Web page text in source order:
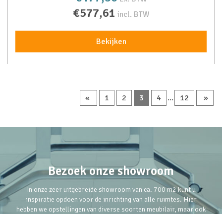
€577,61 incl. BTW
Bekijken
« 1 2 3 4 ... 12 »
Bezoek onze showroom
In onze zeer uitgebreide showroom van ca. 700 m2 kunt u
inspiratie opdoen voor de inrichting van alle ruimtes. Hier
hebben we opstellingen van diverse soorten meubilair, maar ook